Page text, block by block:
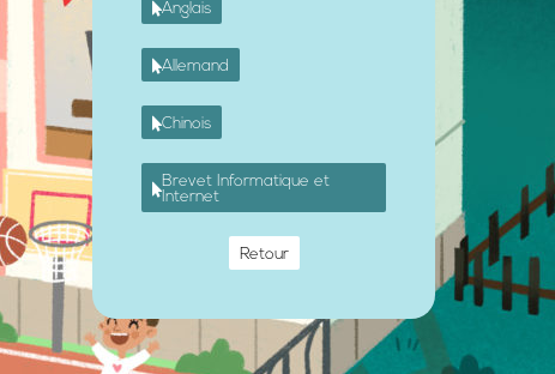
Anglais
Allemand
Chinois
Brevet Informatique et
Internet
Retour